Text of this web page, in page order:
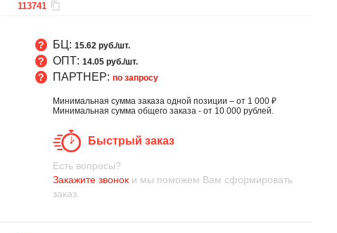
113741
БЦ: 15.62 руб./шт.
ОПТ: 14.05 руб./шт.
ПАРТНЕР: по запросу
Минимальная сумма заказа одной позиции – от 1 000 ₽
Минимальная сумма общего заказа - от 10 000 рублей.
Быстрый заказ
Есть вопросы?
Закажите звоноки мы поможем Вам сформировать
заказ.